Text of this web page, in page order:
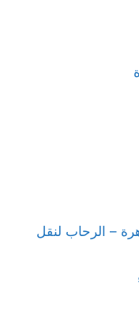
– الرحاب لنقل